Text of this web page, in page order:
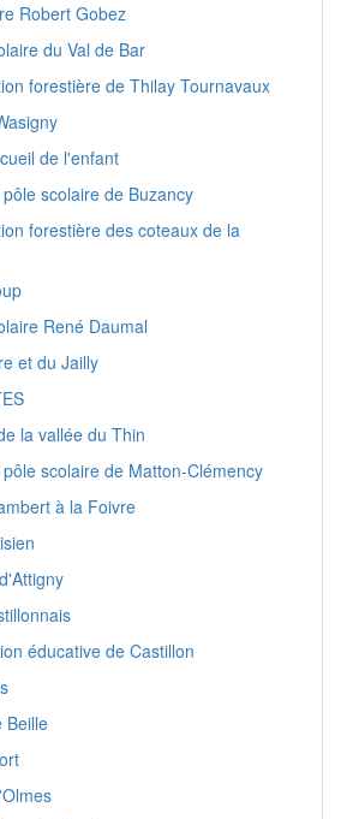
Robert Gobez
du Val de Bar
forestière de Thilay Tournavaux
de l'enfant
scolaire de Buzancy
forestière des coteaux de la
René Daumal
et du Jailly
la vallée du Thin
scolaire de Matton-Clémency
à la Foivre
éducative de Castillon
Beille